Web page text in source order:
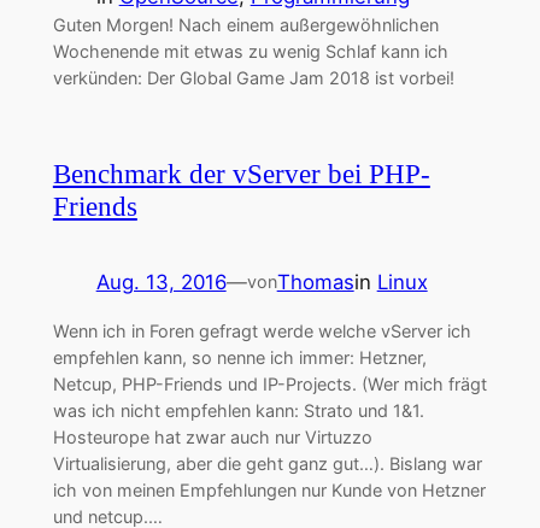
Guten Morgen! Nach einem außergewöhnlichen
Wochenende mit etwas zu wenig Schlaf kann ich
verkünden: Der Global Game Jam 2018 ist vorbei!
Benchmark der vServer bei PHP-
Friends
Aug. 13, 2016—vonThomasin Linux
Wenn ich in Foren gefragt werde welche vServer ich
empfehlen kann, so nenne ich immer: Hetzner,
Netcup, PHP-Friends und IP-Projects. (Wer mich frägt
was ich nicht empfehlen kann: Strato und 1&1.
Hosteurope hat zwar auch nur Virtuzzo
Virtualisierung, aber die geht ganz gut…). Bislang war
ich von meinen Empfehlungen nur Kunde von Hetzner
und netcup.…